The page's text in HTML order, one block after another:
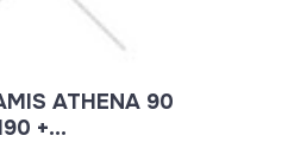
ATHENA 90
+